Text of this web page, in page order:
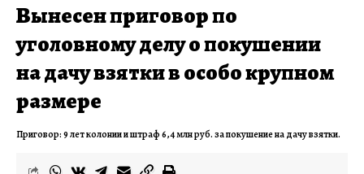
Вынесен приговор по
уголовному делу о покушении
на дачу взятки в особо крупном
размере
Приговор: 9 лет колонии и штраф 6,4 млн руб. за покушение на дачу взятки.